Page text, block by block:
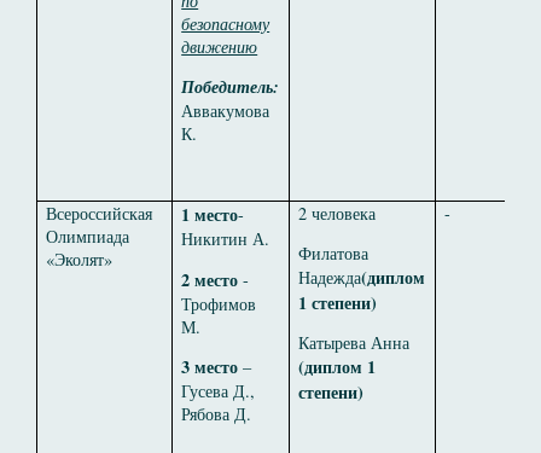
безопасному
движению
Победитель:
Аввакумова
К.
Всероссийская
Олимпиада
«Эколят»
1 место-
Никитин А.
2 место -
Трофимов
М.
3 место –
Гусева Д.,
Рябова Д.
2 человека
Филатова
Надежда(диплом
1 степени)
Катырева Анна
(диплом 1
степени)
-